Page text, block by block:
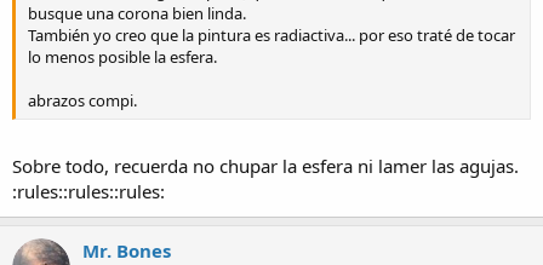
busque una corona bien linda.
También yo creo que la pintura es radiactiva... por eso traté de tocar
lo menos posible la esfera.
abrazos compi.
Sobre todo, recuerda no chupar la esfera ni lamer las agujas.
:rules::rules::rules:
Mr. Bones